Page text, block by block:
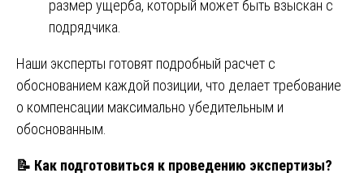
размер ущерба, который может быть взыскан с
подрядчика.
Наши эксперты готовят подробный расчет с
обоснованием каждой позиции, что делает требование
о компенсации максимально убедительным и
обоснованным.
📝 Как подготовиться к проведению экспертизы?